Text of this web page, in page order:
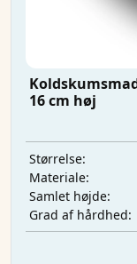
16 cm høj
Størrelse:
Materiale:
Samlet højde:
Grad af hårdhed: